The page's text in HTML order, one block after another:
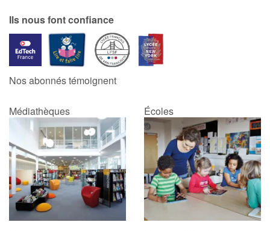
Ils nous font confiance
Nos abonnés témoignent
Médiathèques Écoles